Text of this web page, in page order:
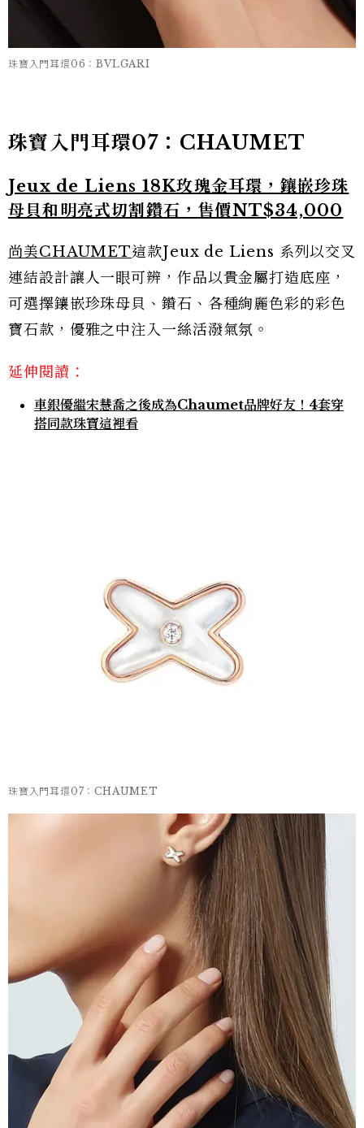
珠寶入門耳環06：BVLGARI
珠寶入門耳環07：CHAUMET
Jeux de Liens 18K玫瑰金耳環，鑲嵌珍珠
母貝和明亮式切割鑽石，售價NT$‌34,000
尚美CHAUMET這款Jeux de Liens 系列以交叉
連結設計讓人一眼可辨，作品以貴金屬打造底座，
可選擇鑲嵌珍珠母貝、鑽石、各種絢麗色彩的彩色
寶石款，優雅之中注入一絲活潑氣氛。
延伸閱讀：
車銀優繼宋慧喬之後成為Chaumet品牌好友！4套穿
搭同款珠寶這裡看
珠寶入門耳環07：CHAUMET